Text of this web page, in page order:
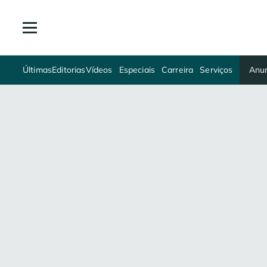
ÚltimasEditoriasVídeos Especiais Carreira Serviços